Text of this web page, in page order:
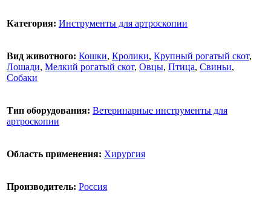
Категория: Инструменты для артроскопии
Вид животного: Кошки, Кролики, Крупный рогатый скот,
Лошади, Мелкий рогатый скот, Овцы, Птица, Свиньи,
Собаки
Тип оборудования: Ветеринарные инструменты для
артроскопии
Область применения: Хирургия
Производитель: Россия